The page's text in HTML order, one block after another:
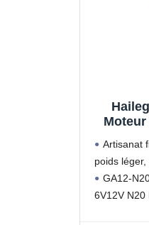
Moteur
Mini
Micro
Artisanat
poids
GA12-
6V12V N20